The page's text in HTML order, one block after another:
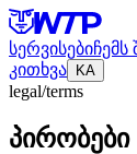
სერვისებიჩემს
კითხვა
KA
legal/terms
პირობები